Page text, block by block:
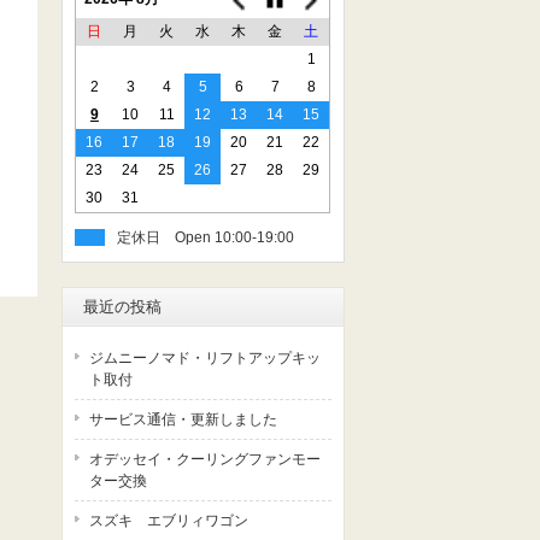
日
月 火 水 木 金
土
1
2
3 4 5 6 7
8
9
10 11 12 13 14
15
16
17 18 19 20 21
22
23
24 25 26 27 28
29
30
31
定休日
最近の投稿
ジムニーノマド・リフトアップキッ
ト取付
サービス通信・更新しました
オデッセイ・クーリングファンモー
ター交換
スズキ エブリィワゴン